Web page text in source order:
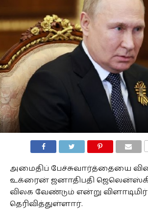
அமைதிப் பேச்சுவார்த்தையை
உக்ரைன் ஜனாதிபதி
விலக வேண்டும் என்று விளாடிமிர்
தெரிவித்துள்ளார்.